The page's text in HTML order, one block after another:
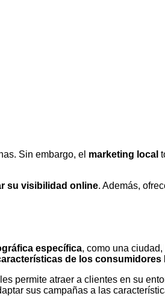
Sin embargo, el marketing local
su visibilidad online. Además,
específica, como una
de los consumidores
permite atraer a clientes en su
sus campañas a las